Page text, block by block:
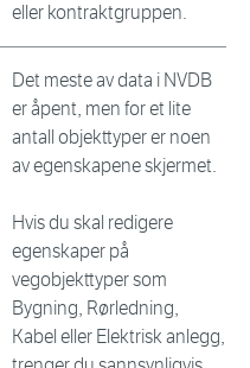
eller kontraktgruppen.
Det meste av data i NVDB
er åpent, men for et lite
antall objekttyper er noen
av egenskapene skjermet.
Hvis du skal redigere
egenskaper på
vegobjekttyper som
Bygning, Rørledning,
Kabel eller Elektrisk anlegg,